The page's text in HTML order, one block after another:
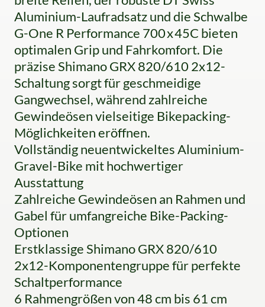
Aluminium-Laufradsatz und die Schwalbe
G-One R Performance 700 x 45C bieten
optimalen Grip und Fahrkomfort. Die
präzise Shimano GRX 820/610 2x12-
Schaltung sorgt für geschmeidige
Gangwechsel, während zahlreiche
Gewindeösen vielseitige Bikepacking-
Möglichkeiten eröffnen.
Vollständig neuentwickeltes Aluminium-
Gravel-Bike mit hochwertiger
Ausstattung
Zahlreiche Gewindeösen an Rahmen und
Gabel für umfangreiche Bike-Packing-
Optionen
Erstklassige Shimano GRX 820/610
2x12-Komponentengruppe für perfekte
Schaltperformance
6 Rahmengrößen von 48 cm bis 61 cm